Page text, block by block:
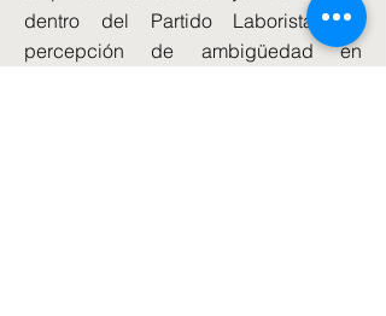
dentro del Partido Laborista. La
percepción de ambigüedad en